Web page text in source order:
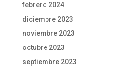
febrero 2024
diciembre 2023
noviembre 2023
octubre 2023
septiembre 2023